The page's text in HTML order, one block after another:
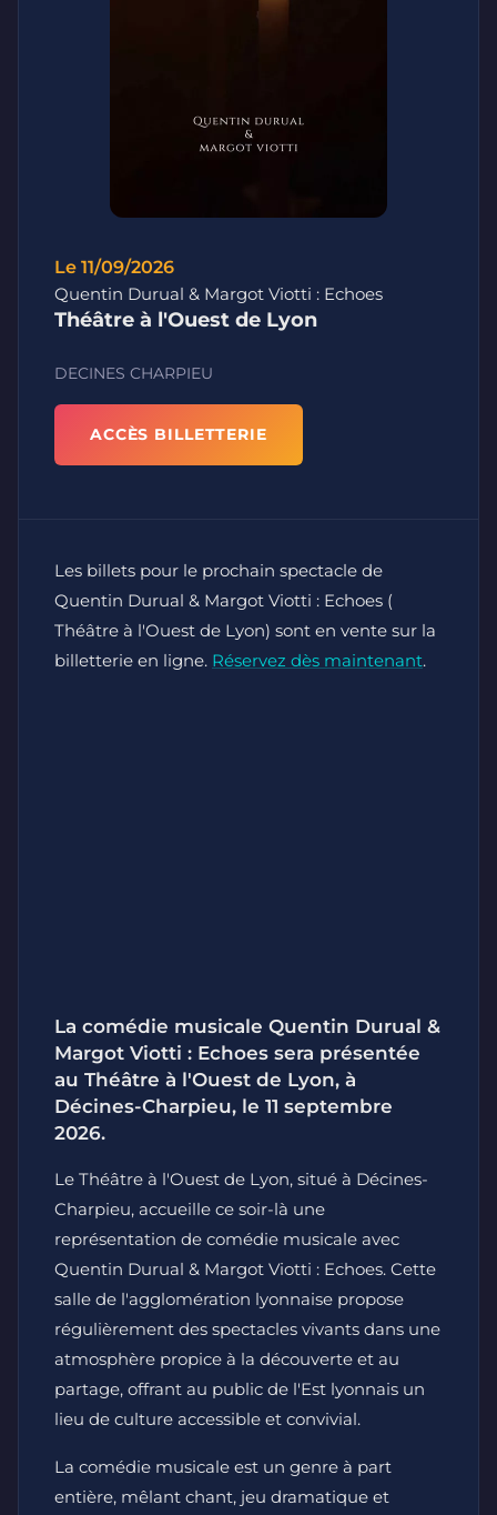
Le 11/09/2026
Quentin Durual & Margot Viotti : Echoes
Théâtre à l'Ouest de Lyon
DECINES CHARPIEU
ACCÈS BILLETTERIE
Les billets pour le prochain spectacle de
Quentin Durual & Margot Viotti : Echoes (
Théâtre à l'Ouest de Lyon) sont en vente sur la
billetterie en ligne. Réservez dès maintenant.
La comédie musicale Quentin Durual &
Margot Viotti : Echoes sera présentée
au Théâtre à l'Ouest de Lyon, à
Décines-Charpieu, le 11 septembre
2026.
Le Théâtre à l'Ouest de Lyon, situé à Décines-
Charpieu, accueille ce soir-là une
représentation de comédie musicale avec
Quentin Durual & Margot Viotti : Echoes. Cette
salle de l'agglomération lyonnaise propose
régulièrement des spectacles vivants dans une
atmosphère propice à la découverte et au
partage, offrant au public de l'Est lyonnais un
lieu de culture accessible et convivial.
La comédie musicale est un genre à part
entière, mêlant chant, jeu dramatique et